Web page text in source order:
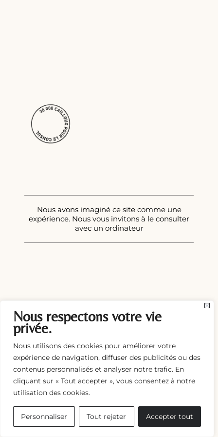
Nous respectons votre vie
privée.
Nous utilisons des cookies pour améliorer votre
expérience de navigation, diffuser des publicités ou des
contenus personnalisés et analyser notre trafic. En
cliquant sur « Tout accepter », vous consentez à notre
utilisation des cookies.
Personnaliser Tout rejeter Accepter tout
Nous avons imaginé ce site comme une
expérience. Nous vous invitons à le consulter
avec un ordinateur